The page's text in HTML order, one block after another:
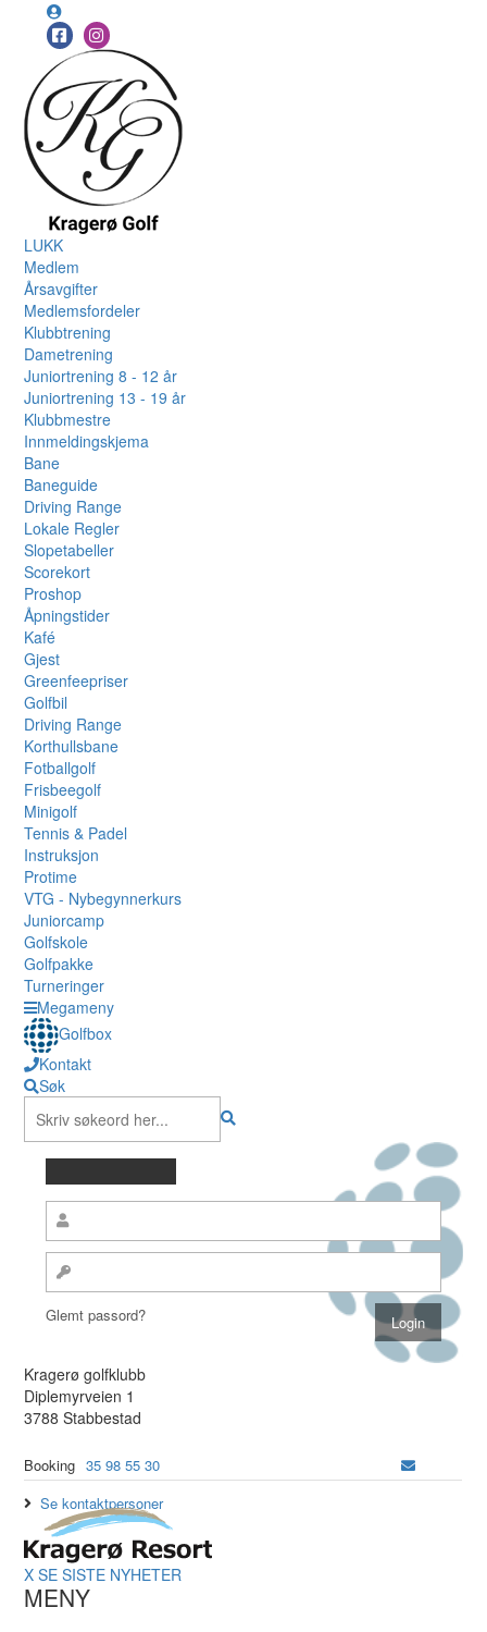
LUKK
Medlem
Årsavgifter
Medlemsfordeler
Klubbtrening
Dametrening
Juniortrening 8 - 12 år
Juniortrening 13 - 19 år
Klubbmestre
Innmeldingskjema
Bane
Baneguide
Driving Range
Lokale Regler
Slopetabeller
Scorekort
Proshop
Åpningstider
Kafé
Gjest
Greenfeepriser
Golfbil
Driving Range
Korthullsbane
Fotballgolf
Frisbeegolf
Minigolf
Tennis & Padel
Instruksjon
Protime
VTG - Nybegynnerkurs
Juniorcamp
Golfskole
Golfpakke
Turneringer
Megameny
Golfbox
Kontakt
Søk
Glemt passord?
Kragerø golfklubb
Diplemyrveien 1
3788 Stabbestad
Booking 35 98 55 30
Se kontaktpersoner
X SE SISTE NYHETER
MENY